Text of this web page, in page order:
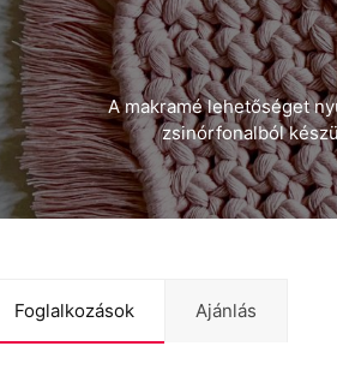
A makramé lehetőséget
zsinórfonalból
Foglalkozások Ajánlás